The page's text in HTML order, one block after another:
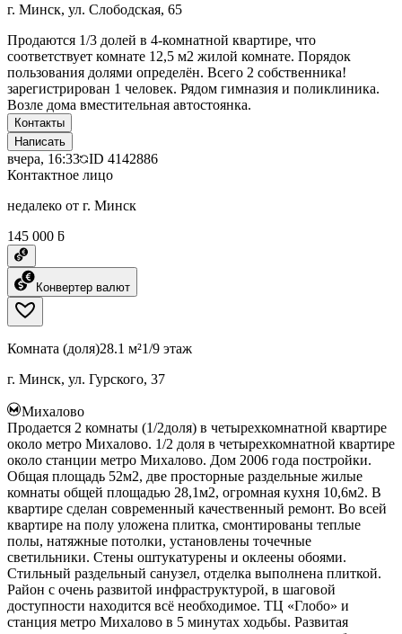
г. Минск, ул. Слободская, 65
Продаются 1/3 долей в 4-комнатной квартире, что
соответствует комнате 12,5 м2 жилой комнате. Порядок
пользования долями определён. Всего 2 собственника!
зарегистрирован 1 человек. Рядом гимназия и поликлиника.
Возле дома вместительная автостоянка.
Контакты
Написать
вчера, 16:33 ID 4142886
Контактное лицо
недалеко от г. Минск
145 000 ƃ
Конвертер валют
Комната (доля)28.1 м²1/9 этаж
г. Минск, ул. Гурского, 37
Михалово
Продается 2 комнаты (1/2доля) в четырехкомнатной квартире
около метро Михалово. 1/2 доля в четырехкомнатной квартире
около станции метро Михалово. Дом 2006 года постройки.
Общая площадь 52м2, две просторные раздельные жилые
комнаты общей площадью 28,1м2, огромная кухня 10,6м2. В
квартире сделан современный качественный ремонт. Во всей
квартире на полу уложена плитка, смонтированы теплые
полы, натяжные потолки, установлены точечные
светильники. Стены оштукатурены и оклеены обоями.
Стильный раздельный санузел, отделка выполнена плиткой.
Район с очень развитой инфраструктурой, в шаговой
доступности находится всё необходимое. ТЦ «Глобо» и
станция метро Михалово в 5 минутах ходьбы. Развитая